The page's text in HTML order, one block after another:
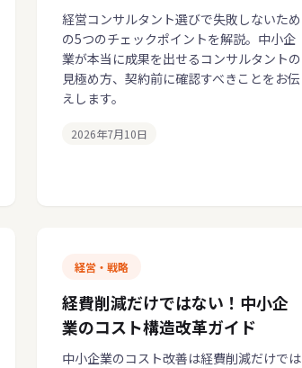
経営コンサルタント選びで失敗しないため
の5つのチェックポイントを解説。中小企
業が本当に成果を出せるコンサルタントの
見極め方、契約前に確認すべきことをお伝
えします。
2026年7月10日
経営・戦略
経費削減だけではない！中小企
業のコスト構造改革ガイド
中小企業のコスト改善は経費削減だけでは